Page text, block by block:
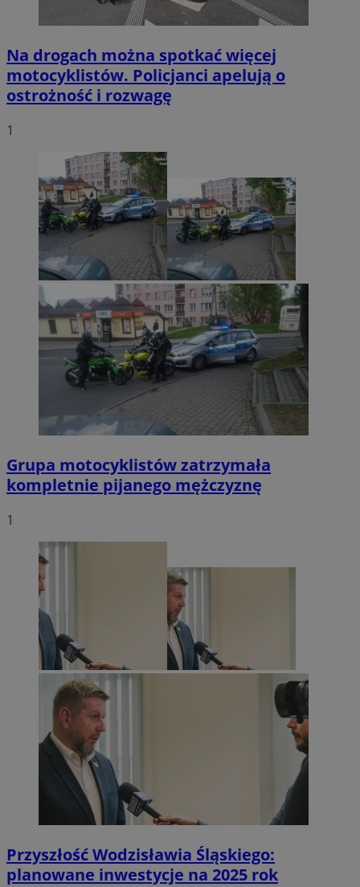
Na drogach można spotkać więcej
motocyklistów. Policjanci apelują o
ostrożność i rozwagę
1
Grupa motocyklistów zatrzymała
kompletnie pijanego mężczyznę
1
Przyszłość Wodzisławia Śląskiego:
planowane inwestycje na 2025 rok